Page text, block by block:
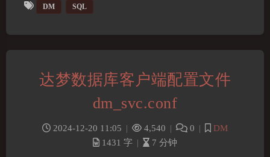
DM SQL
达梦数据库客户端配置文件
dm_svc.conf
2024-12-20 11:05 | 4,540 | 0 |
DM
1431 字 | 7 分钟